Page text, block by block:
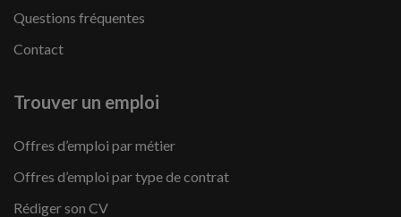
Questions fréquentes
Contact
Trouver un emploi
Offres d’emploi par métier
Offres d’emploi par type de contrat
Rédiger son CV